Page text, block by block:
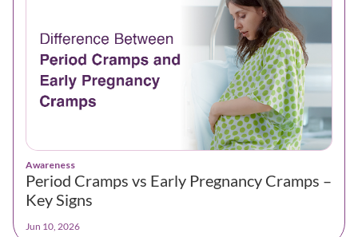
Awareness
Period Cramps vs Early Pregnancy Cramps –
Key Signs
Jun 10, 2026